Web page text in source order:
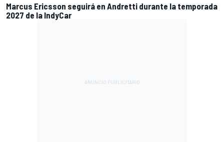
Marcus Ericsson seguirá en Andretti durante la temporada
2027 de la IndyCar